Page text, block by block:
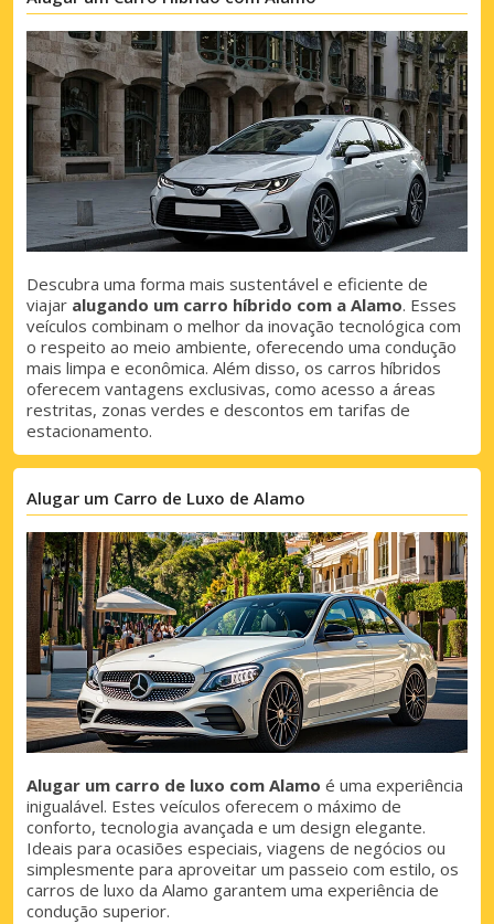
Descontos especiais
Aceda a ofertas exclusivas dos nossos
fornecedores
Iniciar sessão com eLink
Descubra uma forma mais sustentável e eficiente de
viajar alugando um carro híbrido com a Alamo. Esses
veículos combinam o melhor da inovação tecnológica com
o respeito ao meio ambiente, oferecendo uma condução
mais limpa e econômica. Além disso, os carros híbridos
oferecem vantagens exclusivas, como acesso a áreas
restritas, zonas verdes e descontos em tarifas de
estacionamento.
Alugar um Carro de Luxo de Alamo
Alugar um carro de luxo com Alamo é uma experiência
inigualável. Estes veículos oferecem o máximo de
conforto, tecnologia avançada e um design elegante.
Ideais para ocasiões especiais, viagens de negócios ou
simplesmente para aproveitar um passeio com estilo, os
carros de luxo da Alamo garantem uma experiência de
condução superior.